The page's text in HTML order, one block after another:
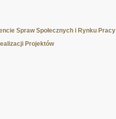
Spraw Społecznych i Rynku Pracy
Projektów